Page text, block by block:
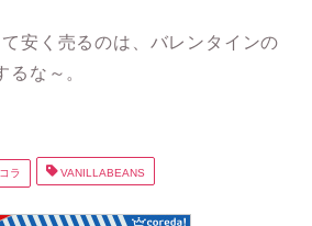
安く売るのは、バレンタインの
るな～。
ラ VANILLABEANS